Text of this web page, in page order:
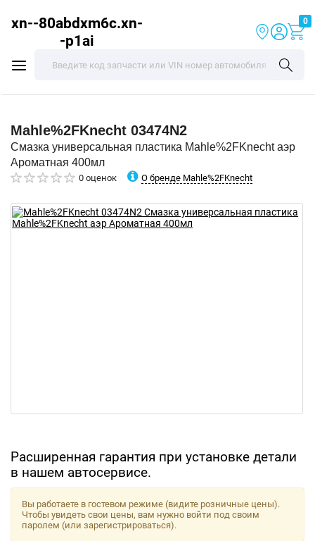
xn--80abdxm6c.xn-
-p1ai
0
Mahle%2FKnecht 03474N2
Смазка универсальная пластика Mahle%2FKnecht аэр
Ароматная 400мл
0 оценок О бренде Mahle%2FKnecht
Расширенная гарантия при установке детали
в нашем автосервисе.
Вы работаете в гостевом режиме (видите розничные цены).
Чтобы увидеть свои цены, вам нужно войти под своим
паролем (или зарегистрироваться).